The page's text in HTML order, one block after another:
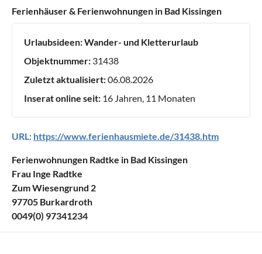
Ferienhäuser & Ferienwohnungen in Bad Kissingen
Urlaubsideen:Wander- und Kletterurlaub
Objektnummer: 31438
Zuletzt aktualisiert:06.08.2026
Inserat online seit: 16 Jahren, 11 Monaten
URL: https://www.ferienhausmiete.de/31438.htm
Ferienwohnungen Radtke in Bad Kissingen
Frau Inge Radtke
Zum Wiesengrund 2
97705 Burkardroth
0049(0) 97341234